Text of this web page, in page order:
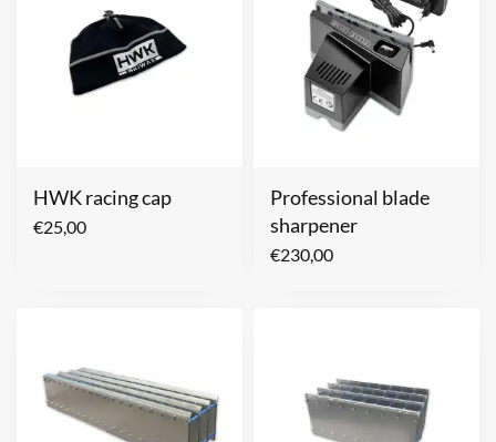
HWK racing cap
€25,00
Professional blade
sharpener
€230,00